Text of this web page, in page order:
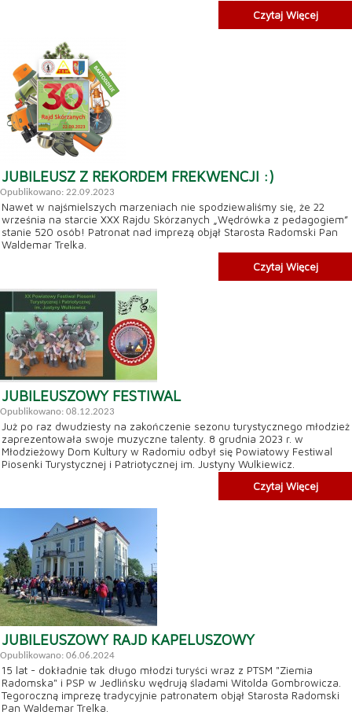
Czytaj Więcej
JUBILEUSZ Z REKORDEM FREKWENCJI :)
Opublikowano: 22.09.2023
Nawet w najśmielszych marzeniach nie spodziewaliśmy się, że 22
września na starcie XXX Rajdu Skórzanych „Wędrówka z pedagogiem”
stanie 520 osób! Patronat nad imprezą objął Starosta Radomski Pan
Waldemar Trelka.
Czytaj Więcej
JUBILEUSZOWY FESTIWAL
Opublikowano: 08.12.2023
Już po raz dwudziesty na zakończenie sezonu turystycznego młodzież
zaprezentowała swoje muzyczne talenty. 8 grudnia 2023 r. w
Młodzieżowy Dom Kultury w Radomiu odbył się Powiatowy Festiwal
Piosenki Turystycznej i Patriotycznej im. Justyny Wulkiewicz.
Czytaj Więcej
JUBILEUSZOWY RAJD KAPELUSZOWY
Opublikowano: 06.06.2024
15 lat - dokładnie tak długo młodzi turyści wraz z PTSM "Ziemia
Radomska" i PSP w Jedlińsku wędrują śladami Witolda Gombrowicza.
Tegoroczną imprezę tradycyjnie patronatem objął Starosta Radomski
Pan Waldemar Trelka.